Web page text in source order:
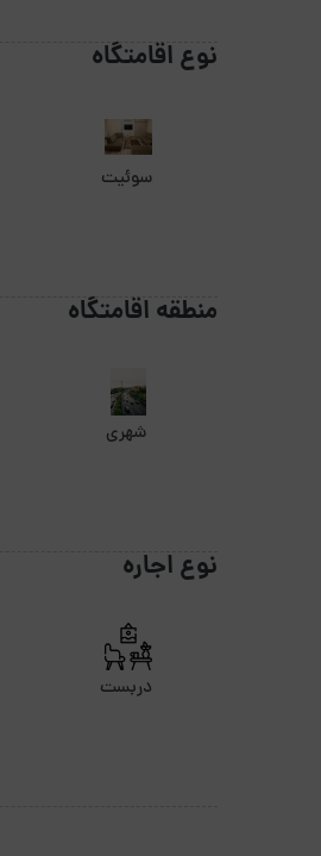
نوع اقامتگاه
سوئیت
منطقه اقامتگاه
شهری
نوع اجاره
دربست